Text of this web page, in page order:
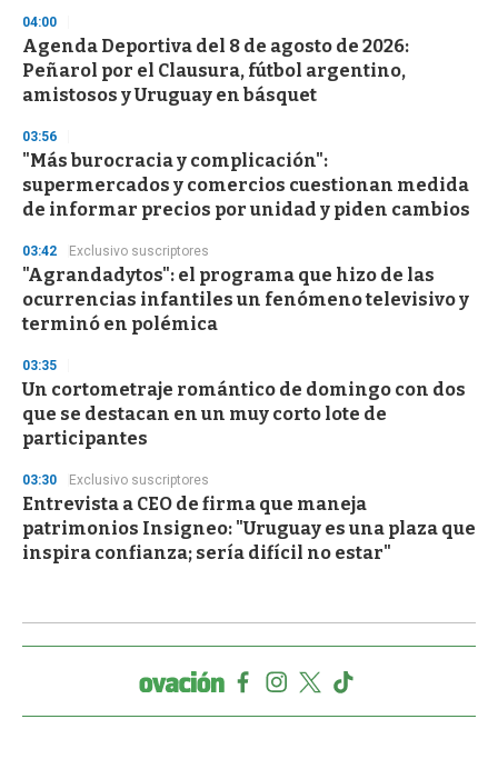
04:00
Agenda Deportiva del 8 de agosto de 2026:
Peñarol por el Clausura, fútbol argentino,
amistosos y Uruguay en básquet
03:56
"Más burocracia y complicación":
supermercados y comercios cuestionan medida
de informar precios por unidad y piden cambios
03:42 Exclusivo suscriptores
"Agrandadytos": el programa que hizo de las
ocurrencias infantiles un fenómeno televisivo y
terminó en polémica
03:35
Un cortometraje romántico de domingo con dos
que se destacan en un muy corto lote de
participantes
03:30 Exclusivo suscriptores
Entrevista a CEO de firma que maneja
patrimonios Insigneo: "Uruguay es una plaza que
inspira confianza; sería difícil no estar"